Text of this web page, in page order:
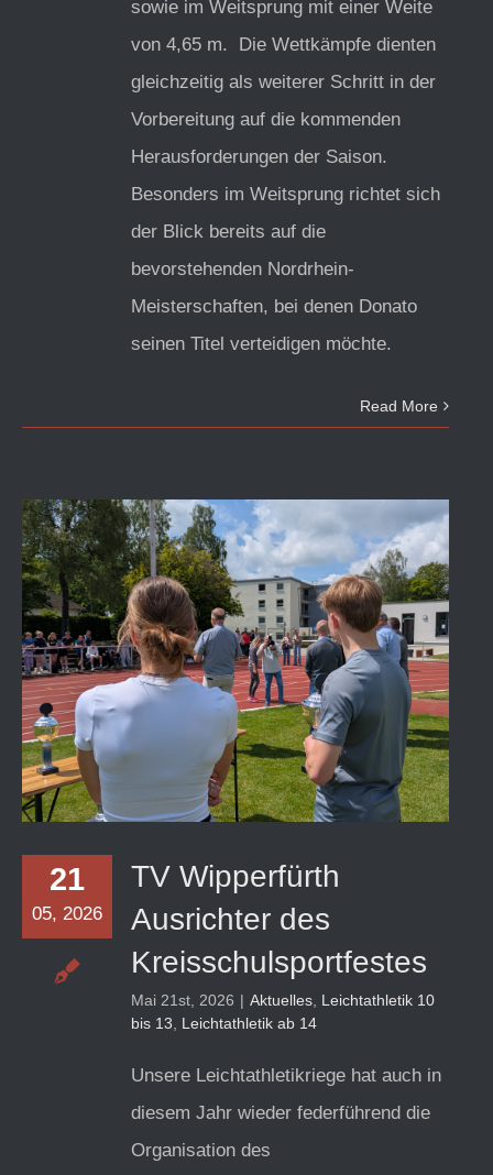
sowie im Weitsprung mit einer Weite
von 4,65 m. Die Wettkämpfe dienten
gleichzeitig als weiterer Schritt in der
Vorbereitung auf die kommenden
Herausforderungen der Saison.
Besonders im Weitsprung richtet sich
der Blick bereits auf die
bevorstehenden Nordrhein-
Meisterschaften, bei denen Donato
seinen Titel verteidigen möchte.
Read More
TV Wipperfürth Ausrichter des
Kreisschulsportfestes
21
05, 2026
TV Wipperfürth
Ausrichter des
Kreisschulsportfestes
Mai 21st, 2026 | Aktuelles Leichtathletik 10
bis 13
Leichtathletik ab 14
Unsere Leichtathletikriege hat auch in
diesem Jahr wieder federführend die
Organisation des